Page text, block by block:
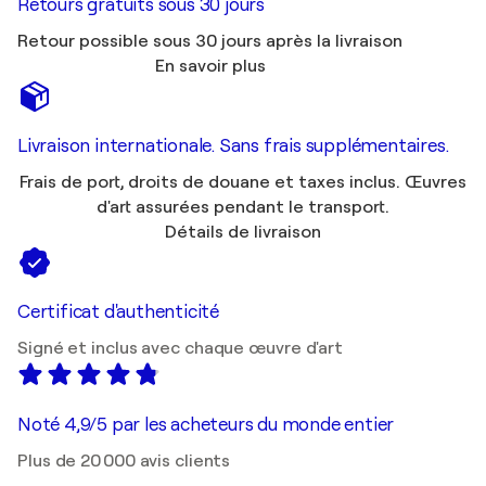
Retours gratuits sous 30 jours
Retour possible sous 30 jours après la livraison
En savoir plus
Livraison internationale. Sans frais supplémentaires.
Frais de port, droits de douane et taxes inclus. Œuvres
d'art assurées pendant le transport.
Détails de livraison
Certificat d'authenticité
Signé et inclus avec chaque œuvre d'art
Noté 4,9/5 par les acheteurs du monde entier
Plus de 20 000 avis clients